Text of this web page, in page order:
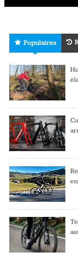
Populaires